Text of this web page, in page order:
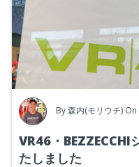
By森内(モリウチ) On
VR46・BEZZECCHI
たしました